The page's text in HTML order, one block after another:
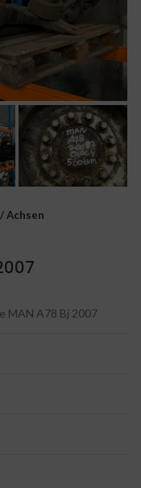
Achsen
MAN A78 Bj 2007